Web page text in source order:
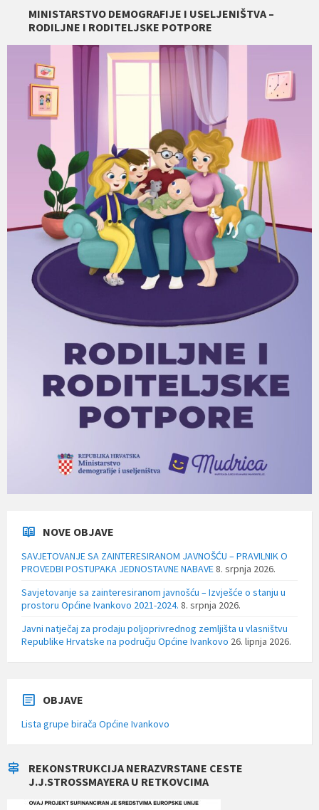
MINISTARSTVO DEMOGRAFIJE I USELJENIŠTVA –
RODILJNE I RODITELJSKE POTPORE
NOVE OBJAVE
SAVJETOVANJE SA ZAINTERESIRANOM JAVNOŠĆU – PRAVILNIK O
PROVEDBI POSTUPAKA JEDNOSTAVNE NABAVE8. srpnja 2026.
Savjetovanje sa zainteresiranom javnošću – Izvješće o stanju u
prostoru Općine Ivankovo 2021-2024. 8. srpnja 2026.
Javni natječaj za prodaju poljoprivrednog zemljišta u vlasništvu
Republike Hrvatske na području Općine Ivankovo 26. lipnja 2026.
OBJAVE
Lista grupe birača Općine Ivankovo
REKONSTRUKCIJA NERAZVRSTANE CESTE
J.J.STROSSMAYERA U RETKOVCIMA